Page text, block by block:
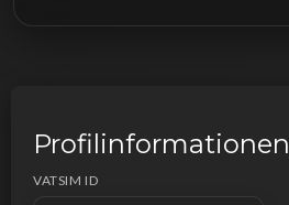
Profilinformationen
VATSIM ID